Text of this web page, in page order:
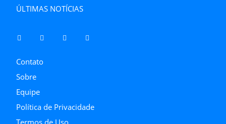
ÚLTIMAS NOTÍCIAS
Contato
Sobre
Equipe
Política de Privacidade
Termos de Uso